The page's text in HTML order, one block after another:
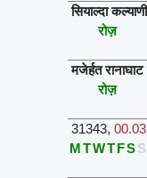
सियाल्दा
रोज़
मजेर्हत
रोज़
31343,
MTWTFSS